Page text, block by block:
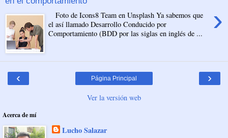
›
Foto de Icons8 Team en Unsplash Ya sabemos que
el así llamado Desarrollo Conducido por
Comportamiento (BDD por las siglas en inglés de ...
‹ ›
Página Principal
Ver la versión web
Acerca de mí
Lucho Salazar